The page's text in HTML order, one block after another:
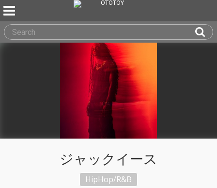
ジャックイース
HipHop/R&B